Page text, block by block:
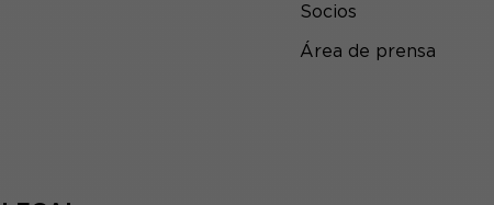
Socios
Área de prensa